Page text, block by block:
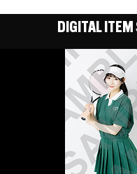
DIGITAL ITEM